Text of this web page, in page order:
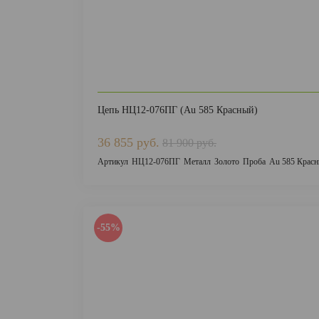
Цепь НЦ12-076ПГ (Au 585 Красный)
36 855 руб. 81 900 руб.
Артикул НЦ12-076ПГ Металл Золото Проба Au 585
-55%